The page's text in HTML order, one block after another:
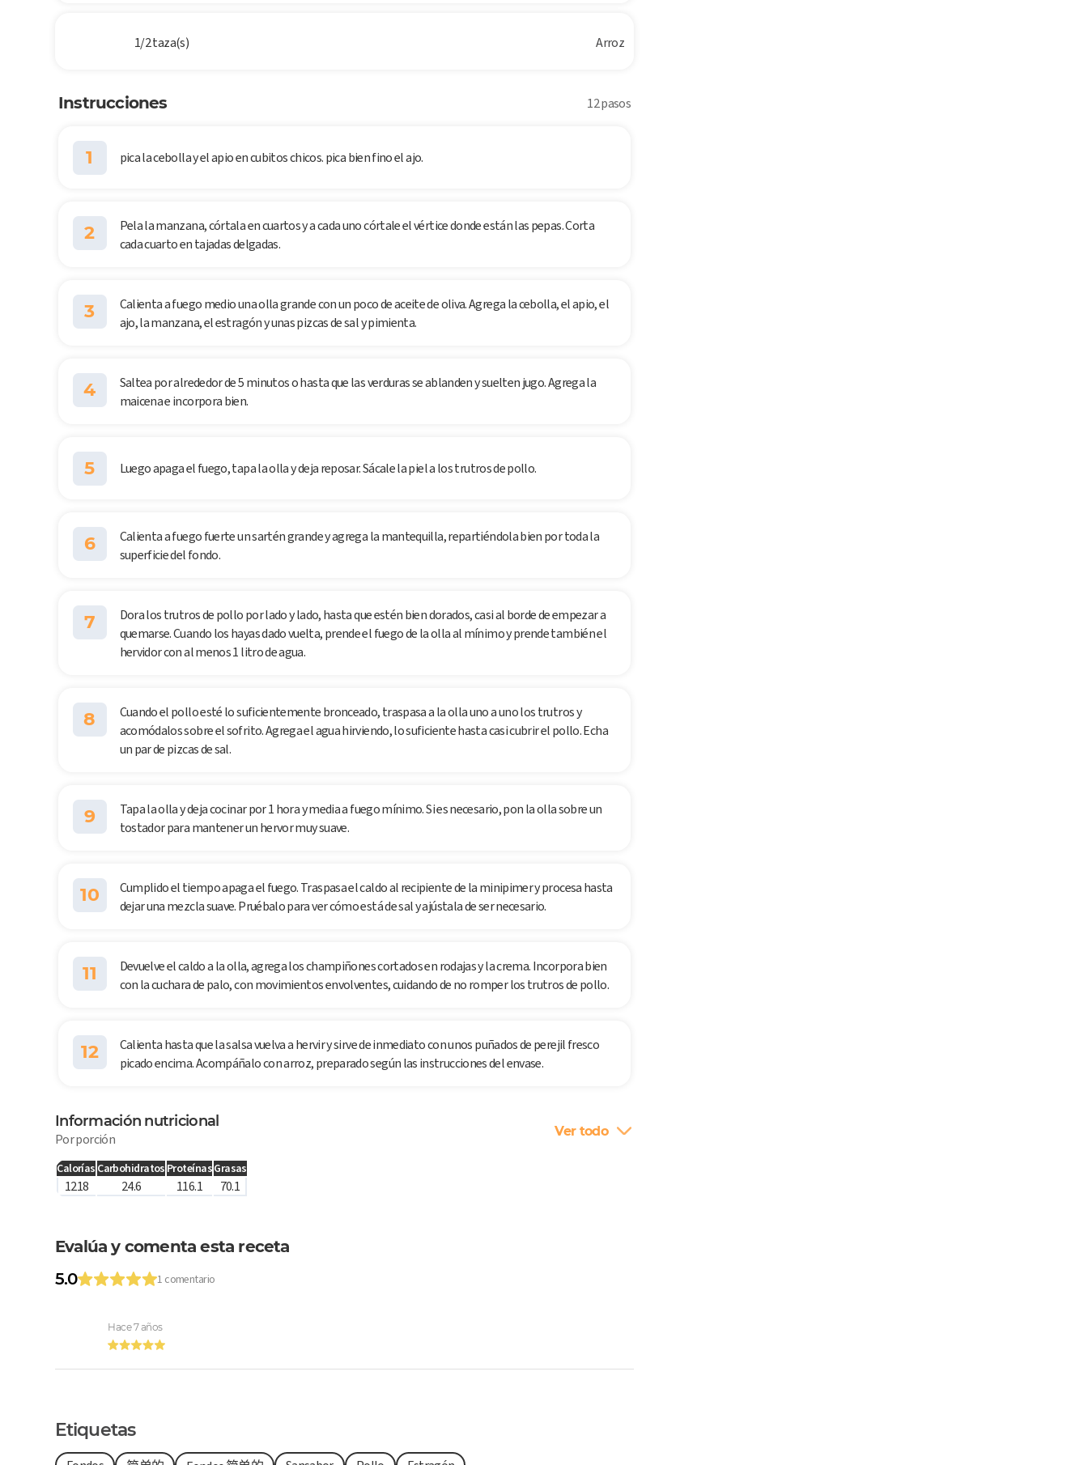
1/2 taza(s) Arroz
Instrucciones 12 pasos
1 pica la cebolla y el apio en cubitos chicos. pica bien fino el ajo.
2
Pela la manzana, córtala en cuartos y a cada uno córtale el vértice donde están las pepas. Corta
cada cuarto en tajadas delgadas.
3
Calienta a fuego medio una olla grande con un poco de aceite de oliva. Agrega la cebolla, el apio, el
ajo, la manzana, el estragón y unas pizcas de sal y pimienta.
4
Saltea por alrededor de 5 minutos o hasta que las verduras se ablanden y suelten jugo. Agrega la
maicena e incorpora bien.
5 Luego apaga el fuego, tapa la olla y deja reposar. Sácale la piel a los trutros de pollo.
6
Calienta a fuego fuerte un sartén grande y agrega la mantequilla, repartiéndola bien por toda la
superficie del fondo.
7
Dora los trutros de pollo por lado y lado, hasta que estén bien dorados, casi al borde de empezar a
quemarse. Cuando los hayas dado vuelta, prende el fuego de la olla al mínimo y prende también el
hervidor con al menos 1 litro de agua.
8
Cuando el pollo esté lo suficientemente bronceado, traspasa a la olla uno a uno los trutros y
acomódalos sobre el sofrito. Agrega el agua hirviendo, lo suficiente hasta casi cubrir el pollo. Echa
un par de pizcas de sal.
9
Tapa la olla y deja cocinar por 1 hora y media a fuego mínimo. Si es necesario, pon la olla sobre un
tostador para mantener un hervor muy suave.
10
Cumplido el tiempo apaga el fuego. Traspasa el caldo al recipiente de la minipimer y procesa hasta
dejar una mezcla suave. Pruébalo para ver cómo está de sal y ajústala de ser necesario.
11
Devuelve el caldo a la olla, agrega los champiñones cortados en rodajas y la crema. Incorpora bien
con la cuchara de palo, con movimientos envolventes, cuidando de no romper los trutros de pollo.
12
Calienta hasta que la salsa vuelva a hervir y sirve de inmediato con unos puñados de perejil fresco
picado encima. Acompáñalo con arroz, preparado según las instrucciones del envase.
Información nutricional
Por porción Ver todo
Calorías Carbohidratos ProteínasGrasas
1218 24.6 116.1 70.1
Evalúa y comenta esta receta
5.0
1 comentario
Hace 7 años
Etiquetas